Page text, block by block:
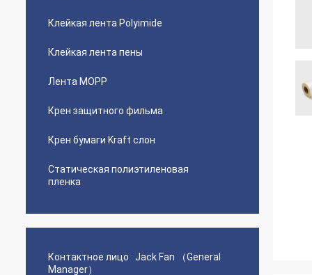
Клейкая лента Polyimide
Клейкая лента пены
Лента MOPP
Крен защитного фильма
Крен бумаги Kraft слон
Статическая полиэтиленовая
пленка
Контактное лицо : Jack Fan （General
Manager）